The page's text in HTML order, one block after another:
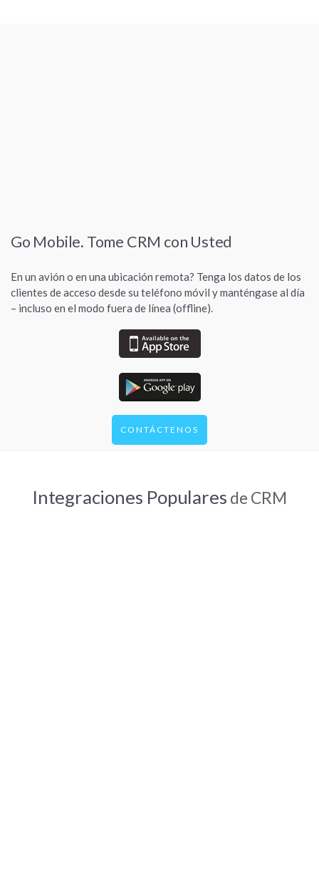
Go Mobile. Tome CRM con Usted
En un avión o en una ubicación remota? Tenga los datos de los
clientes de acceso desde su teléfono móvil y manténgase al día
– incluso en el modo fuera de línea (offline).
CONTÁCTENOS
Integraciones Populares de CRM